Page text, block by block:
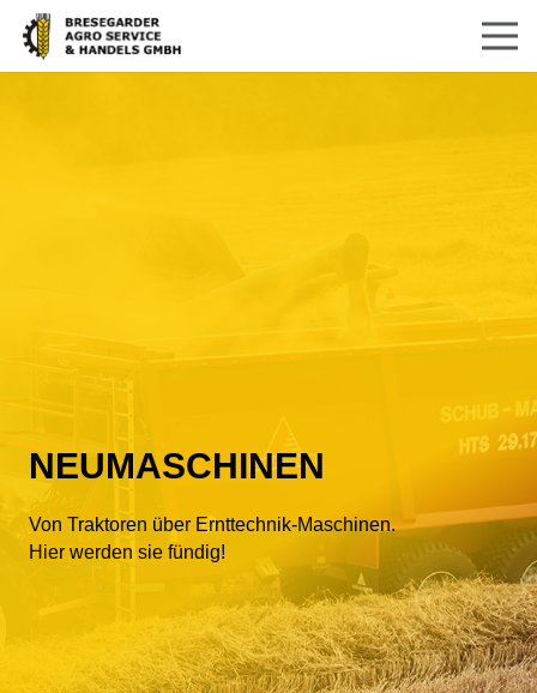
NEUMASCHINEN
Von Traktoren über Ernttechnik-Maschinen.
Hier werden sie fündig!